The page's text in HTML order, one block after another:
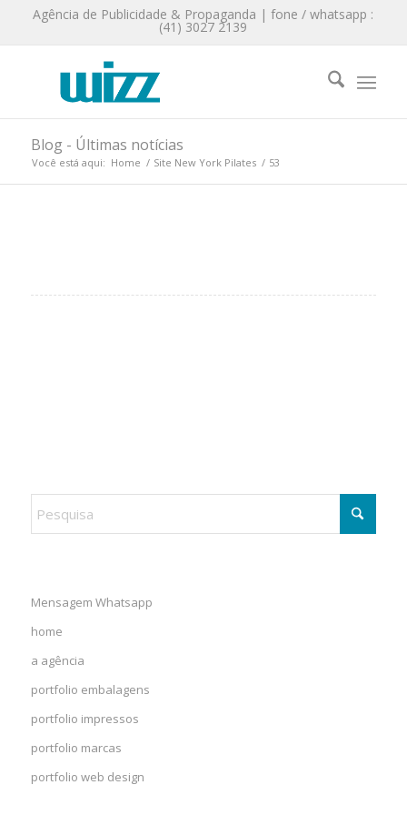
Agência de Publicidade & Propaganda | fone / whatsapp :
(41) 3027 2139
Blog - Últimas notícias
Você está aqui: Home / Site New York Pilates / 53
Mensagem Whatsapp
home
a agência
portfolio embalagens
portfolio impressos
portfolio marcas
portfolio web design